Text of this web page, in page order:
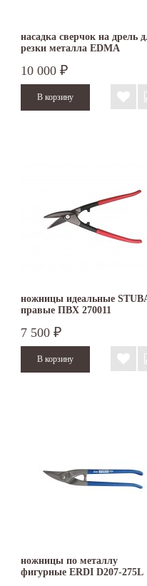
насадка сверчок на дрель
резки металла EDMA
10 000 ₽
ножницы идеальные
правые ПВХ 270011
7 500 ₽
ножницы по металлу
фигурные ERDI D207-275L